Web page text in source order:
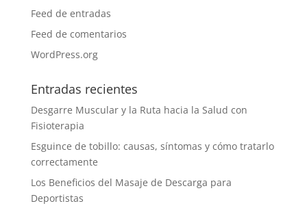
Feed de entradas
Feed de comentarios
WordPress.org
Entradas recientes
Desgarre Muscular y la Ruta hacia la Salud con
Fisioterapia
Esguince de tobillo: causas, síntomas y cómo tratarlo
correctamente
Los Beneficios del Masaje de Descarga para
Deportistas